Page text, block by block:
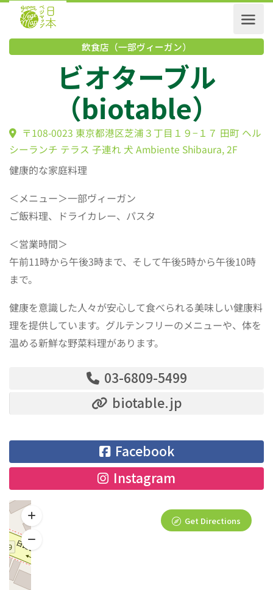
飲食店（一部ヴィーガン）
ビオターブル
（biotable）
〒108-0023 東京都港区芝浦３丁目１９−１７ 田町
シーランチ テラス 子連れ 犬 Ambiente Shibaura, 2F
健康的な家庭料理
＜メニュー＞一部ヴィーガン
ご飯料理、ドライカレー、パスタ
＜営業時間＞
午前11時から午後3時まで、そして午後5時から午後10時
まで。
健康を意識した人々が安心して食べられる美味しい健康料
理を提供しています。グルテンフリーのメニューや、体を
温める新鮮な野菜料理があります。
03-6809-5499
biotable.jp
Facebook
Instagram
Get Directions